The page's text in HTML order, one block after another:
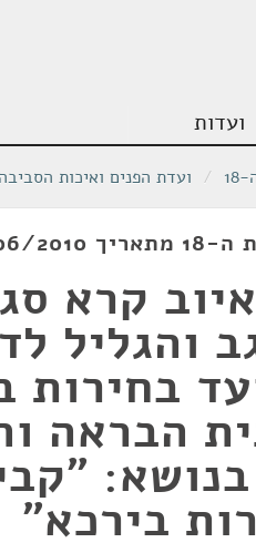
ועדות
/ ועדת הפנים ואיכות הסביבה
2010
קרא
והגליל
בחירות
הבראה
בנושא:
בירכא"